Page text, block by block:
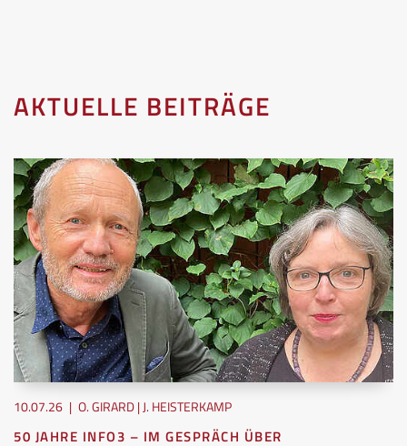
AKTUELLE BEITRÄGE
10.07.26 | O. GIRARD | J. HEISTERKAMP
50 JAHRE INFO3 – IM GESPRÄCH ÜBER